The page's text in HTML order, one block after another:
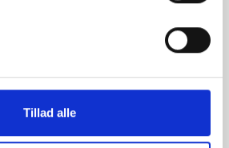
Tillad alle
(S-7,1)